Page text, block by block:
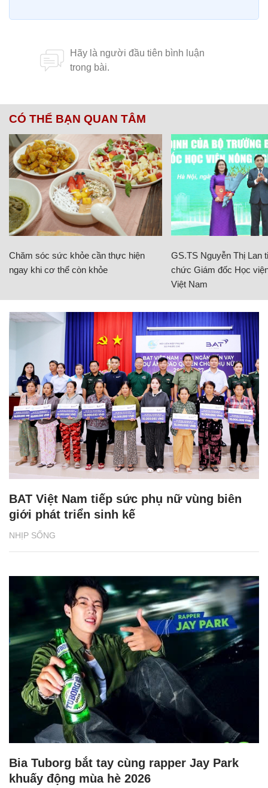
CÓ THỂ BẠN QUAN TÂM
Chăm sóc sức khỏe cần thực hiện
ngay khi cơ thể còn khỏe
GS.TS Nguyễn Thị Lan
chức Giám đốc Học
Việt Nam
NHỊP SỐNG
BAT Việt Nam tiếp sức phụ nữ vùng biên
giới phát triển sinh kế
Bia Tuborg bắt tay cùng rapper Jay Park
khuấy động mùa hè 2026